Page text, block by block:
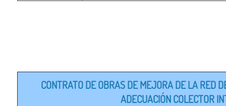
CONTRATO DE OBRAS DE MEJORA DE LA RED
ADECUACIÓN COLECTOR